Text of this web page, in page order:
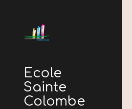
École
Sainte
Colombe